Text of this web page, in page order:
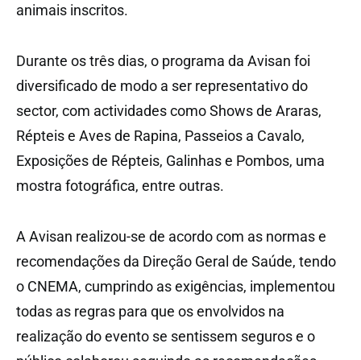
animais inscritos.
Durante os três dias, o programa da Avisan foi
diversificado de modo a ser representativo do
sector, com actividades como Shows de Araras,
Répteis e Aves de Rapina, Passeios a Cavalo,
Exposições de Répteis, Galinhas e Pombos, uma
mostra fotográfica, entre outras.
A Avisan realizou-se de acordo com as normas e
recomendações da Direção Geral de Saúde, tendo
o CNEMA, cumprindo as exigências, implementou
todas as regras para que os envolvidos na
realização do evento se sentissem seguros e o